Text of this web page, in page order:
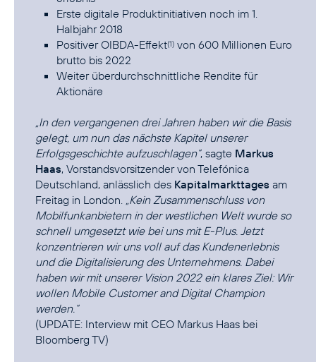
Erste digitale Produktinitiativen noch im 1.
Halbjahr 2018
Positiver OIBDA-Effekt(1) von 600 Millionen Euro
brutto bis 2022
Weiter überdurchschnittliche Rendite für
Aktionäre
„In den vergangenen drei Jahren haben wir die Basis
gelegt, um nun das nächste Kapitel unserer
Erfolgsgeschichte aufzuschlagen“, sagte Markus
Haas, Vorstandsvorsitzender von Telefónica
Deutschland, anlässlich des Kapitalmarkttages am
Freitag in London. „Kein Zusammenschluss von
Mobilfunkanbietern in der westlichen Welt wurde so
schnell umgesetzt wie bei uns mit E-Plus. Jetzt
konzentrieren wir uns voll auf das Kundenerlebnis
und die Digitalisierung des Unternehmens. Dabei
haben wir mit unserer Vision 2022 ein klares Ziel: Wir
wollen Mobile Customer and Digital Champion
werden.“
(UPDATE: Interview mit CEO Markus Haas bei
Bloomberg TV)